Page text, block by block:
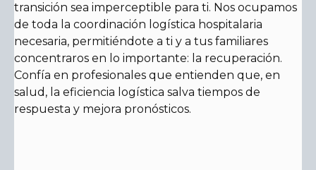
transición sea imperceptible para ti. Nos ocupamos
de toda la coordinación logística hospitalaria
necesaria, permitiéndote a ti y a tus familiares
concentraros en lo importante: la recuperación.
Confía en profesionales que entienden que, en
salud, la eficiencia logística salva tiempos de
respuesta y mejora pronósticos.